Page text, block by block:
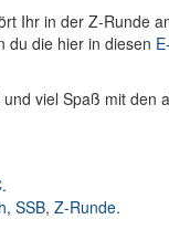
Ihr in der Z-Runde
du die hier in diesen
viel Spaß mit den
.
, SSB, Z-Runde.